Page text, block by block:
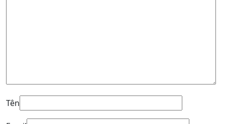
Tên